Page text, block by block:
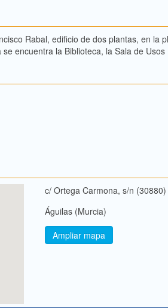
Rabal, edificio de dos plantas, en la
encuentra la Biblioteca, la Sala de
c/ Ortega Carmona, s/n (30880)
Águilas (Murcia)
Ampliar mapa